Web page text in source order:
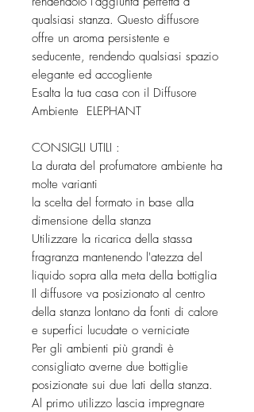
qualsiasi stanza. Questo diffusore
offre un aroma persistente e
seducente, rendendo qualsiasi spazio
elegante ed accogliente
Esalta la tua casa con il Diffusore
Ambiente ELEPHANT
CONSIGLI UTILI :
La durata del profumatore ambiente ha
molte varianti
la scelta del formato in base alla
dimensione della stanza
Utilizzare la ricarica della stassa
fragranza mantenendo l'atezza del
liquido sopra alla meta della bottiglia
Il diffusore va posizionato al centro
della stanza lontano da fonti di calore
e superfici lucudate o verniciate
Per gli ambienti più grandi è
consigliato averne due bottiglie
posizionate sui due lati della stanza.
Al primo utilizzo lascia impregnare